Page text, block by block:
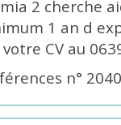
2 cherche
1 an d
CV au
n°